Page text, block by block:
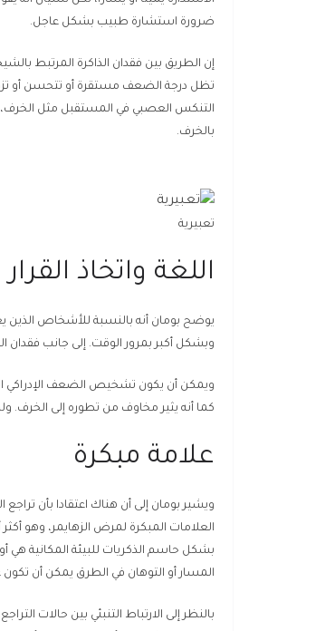
ضرورة استشارة طبيب بشكل عاجل.
إن الطريق بين فقدان الذاكرة المرتبط
تظل درجة الضعف مستقرة أو تتحسن أو
بالخرف.
تعبيرية
اللغة واتخاذ القرار
يوضح بومان أنه بالنسبة للأشخاص الذين
وبشكل أكبر بمرور الوقت. إلى جانب فقدان
ويمكن أن يكون تشخيص الضعف الإدراكي
كما أنه يثير مخاوف من تطوره إلى
علامة مبكرة
ويشير بومان إلى أن هناك اعتقادا بأن
بشكل حاسم الذكريات للبيئة المكانية هي
المسار أو التوهان في الطرق يمكن أن
بالنظر إلى الارتباط التنبئي بين حالات